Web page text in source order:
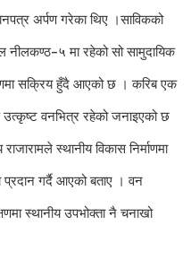
अर्पण गरेका थिए ।साविकको
नीलकण्ठ–५ मा रहेको सो सामुदायिक
सक्रिय हुँदै आएको छ । करिब एक
वनभित्र रहेको जनाइएको छ
स्थानीय विकास निर्माणमा
प्रदान गर्दै आएको बताए । वन
स्थानीय उपभोक्ता नै चनाखो